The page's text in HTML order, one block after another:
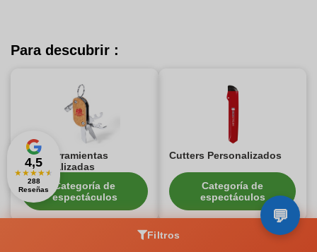
Para descubrir :
Multiherramientas
personalizadas
Categoría de
espectáculos
Cutters Personalizados
Categoría de
espectáculos
Filtros
4,5
★★★★★
288
Reseñas